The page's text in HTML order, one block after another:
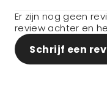
Er zijn nog geen
review achter en
Schrijf een